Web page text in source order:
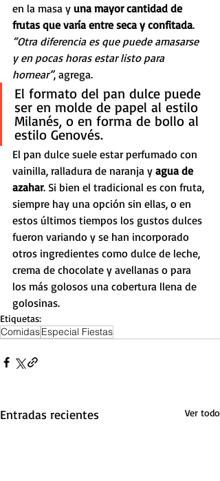
en la masa y una mayor cantidad de
frutas que varía entre seca y confitada.
“Otra diferencia es que puede amasarse
y en pocas horas estar listo para
hornear”, agrega.
El formato del pan dulce puede
ser en molde de papel al estilo
Milanés, o en forma de bollo al
estilo Genovés.
El pan dulce suele estar perfumado con
vainilla, ralladura de naranja y agua de
azahar. Si bien el tradicional es con fruta,
siempre hay una opción sin ellas, o en
estos últimos tiempos los gustos dulces
fueron variando y se han incorporado
otros ingredientes como dulce de leche,
crema de chocolate y avellanas o para
los más golosos una cobertura llena de
golosinas.
Etiquetas:
ComidasEspecial Fiestas
Entradas recientes Ver todo